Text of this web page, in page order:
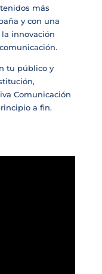
más
y con una
innovación
tu público y
Comunicación
a fin.